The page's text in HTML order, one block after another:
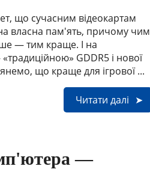
що сучасним відеокартам
власна пам'ять, причому чим
— тим краще. І на
GDDR5 і нової
що краще для ігрової ...
Читати далі
—